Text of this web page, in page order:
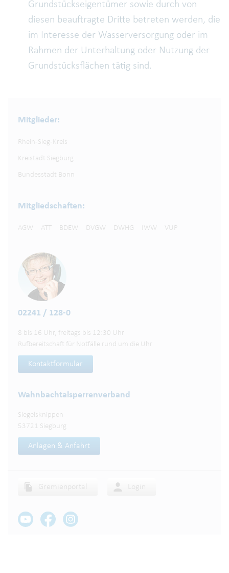
Grundstückseigentümer sowie durch von
diesen beauftragte Dritte betreten werden, die
im Interesse der Wasserversorgung oder im
Rahmen der Unterhaltung oder Nutzung der
Grundstücksflächen tätig sind.
Mitglieder:
Rhein-Sieg-Kreis
Kreistadt Siegburg
Bundesstadt Bonn
Mitgliedschaften:
AGW ATT BDEW DVGW DWHG IWW VUP
02241 / 128-0
8 bis 16 Uhr, freitags bis 12:30 Uhr
Rufbereitschaft für Notfälle rund um die Uhr
Kontaktformular
Wahnbachtalsperren­verband
Siegelsknippen
53721 Siegburg
Anlagen & Anfahrt
Gremienportal Login